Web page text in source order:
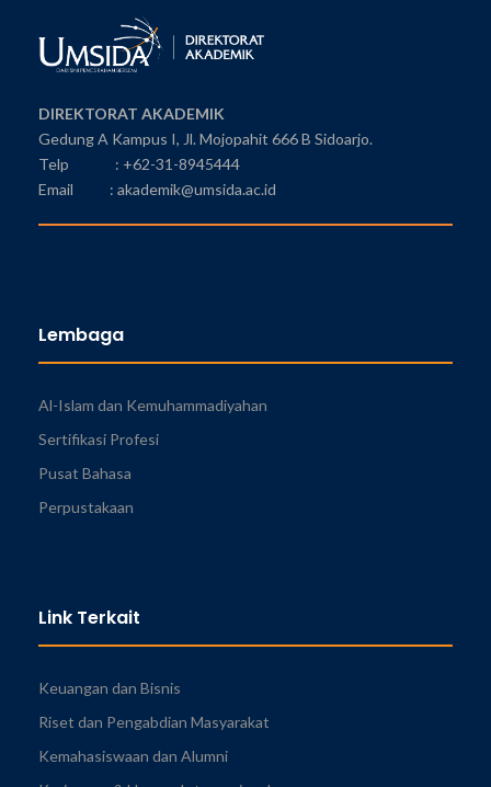
DIREKTORAT AKADEMIK
Gedung A Kampus I, Jl. Mojopahit 666 B Sidoarjo.
Telp : +62-31-8945444
Email : akademik@umsida.ac.id
Lembaga
Al-Islam dan Kemuhammadiyahan
Sertifikasi Profesi
Pusat Bahasa
Perpustakaan
Link Terkait
Keuangan dan Bisnis
Riset dan Pengabdian Masyarakat
Kemahasiswaan dan Alumni